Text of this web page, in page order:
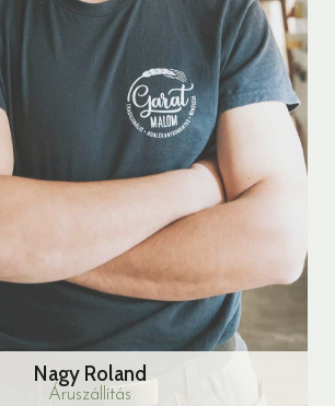
Nagy Roland
Áruszállítás